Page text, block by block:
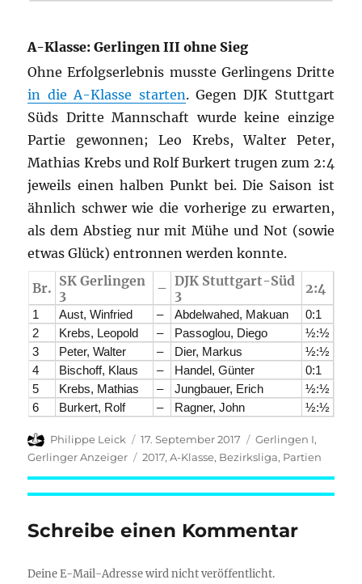
A-Klasse: Gerlingen III ohne Sieg
Ohne Erfolgserlebnis musste Gerlingens Dritte
in die A-Klasse starten. Gegen DJK Stuttgart
Süds Dritte Mannschaft wurde keine einzige
Partie gewonnen; Leo Krebs, Walter Peter,
Mathias Krebs und Rolf Burkert trugen zum 2:4
jeweils einen halben Punkt bei. Die Saison ist
ähnlich schwer wie die vorherige zu erwarten,
als dem Abstieg nur mit Mühe und Not (sowie
etwas Glück) entronnen werden konnte.
Br. SK Gerlingen
3
– DJK Stuttgart-Süd
3
2:4
1 Aust, Winfried – Abdelwahed, Makuan
0:1
2
Krebs, Leopold – Passoglou, Diego
½:½
3
Peter, Walter – Dier, Markus
½:½
4
Bischoff, Klaus – Handel, Günter
0:1
5
Krebs, Mathias – Jungbauer, Erich
½:½
6
Burkert, Rolf – Ragner, John ½:½
Autor
Philippe Leick
Veröffentlicht
am
17. September 2017 Kategorien
Gerlingen I,
Gerlinger Anzeiger
Schlagwörter
2017,A-Klasse, Bezirksliga, Partien
Schreibe einen Kommentar
Deine E-Mail-Adresse wird nicht veröffentlicht.